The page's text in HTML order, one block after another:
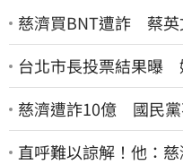
慈濟買BNT遭詐 蔡英
台北市長投票結果曝
慈濟遭詐10億 國民
直呼難以諒解！他：